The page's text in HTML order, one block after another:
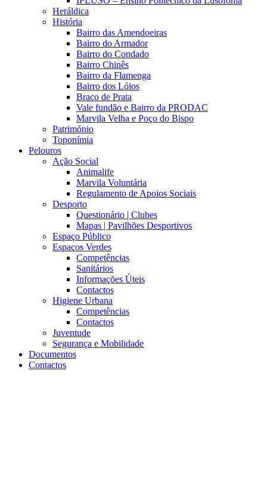
Heráldica
História
Bairro das Amendoeiras
Bairro do Armador
Bairro do Condado
Bairro Chinês
Bairro da Flamenga
Bairro dos Lóios
Braço de Prata
Vale fundão e Bairro da PRODAC
Marvila Velha e Poço do Bispo
Património
Toponímia
Pelouros
Ação Social
Animalife
Marvila Voluntária
Regulamento de Apoios Sociais
Desporto
Questionário | Clubes
Mapas | Pavilhões Desportivos
Espaço Público
Espaços Verdes
Competências
Sanitários
Informações Úteis
Contactos
Higiene Urbana
Competências
Contactos
Juventude
Segurança e Mobilidade
Documentos
Contactos